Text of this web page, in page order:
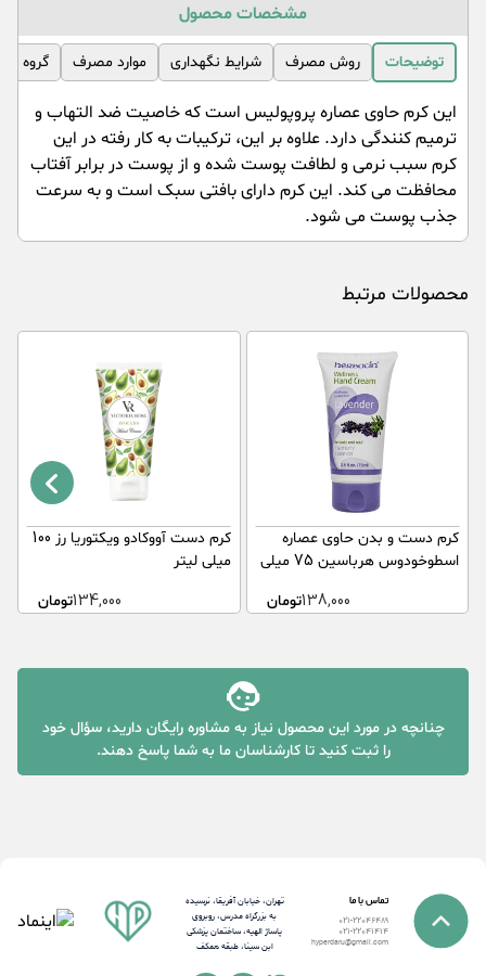
مشخصات محصول
توضیحات روش مصرف شرایط نگهداری موارد مصرف گروه
این کرم حاوی عصاره پروپولیس است که خاصیت ضد التهاب و
ترمیم کنندگی دارد. علاوه بر این، ترکیبات به کار رفته در این
کرم سبب نرمی و لطافت پوست شده و از پوست در برابر آفتاب
محافظت می کند. این کرم دارای بافتی سبک است و به سرعت
جذب پوست می شود.
محصولات مرتبط
کرم دست و بدن حاوی عصاره
اسطوخودوس هرباسین 75 میلی
138,000تومان
کرم دست آووکادو ویکتوریا رز 100
میلی لیتر
134,000تومان
چنانچه در مورد این محصول نیاز به مشاوره رایگان دارید، سؤال خود
را ثبت کنید تا کارشناسان ما به شما پاسخ دهند.
تماس با ما
021-22046489
021-22041414
hyperdaru@gmail.com
تهران، خیابان آفریقا، نرسیده
به بزرگراه مدرس، روبروی
پاساژ الهیه، ساختمان پزشکی
ابن سینا، طبقه همکف